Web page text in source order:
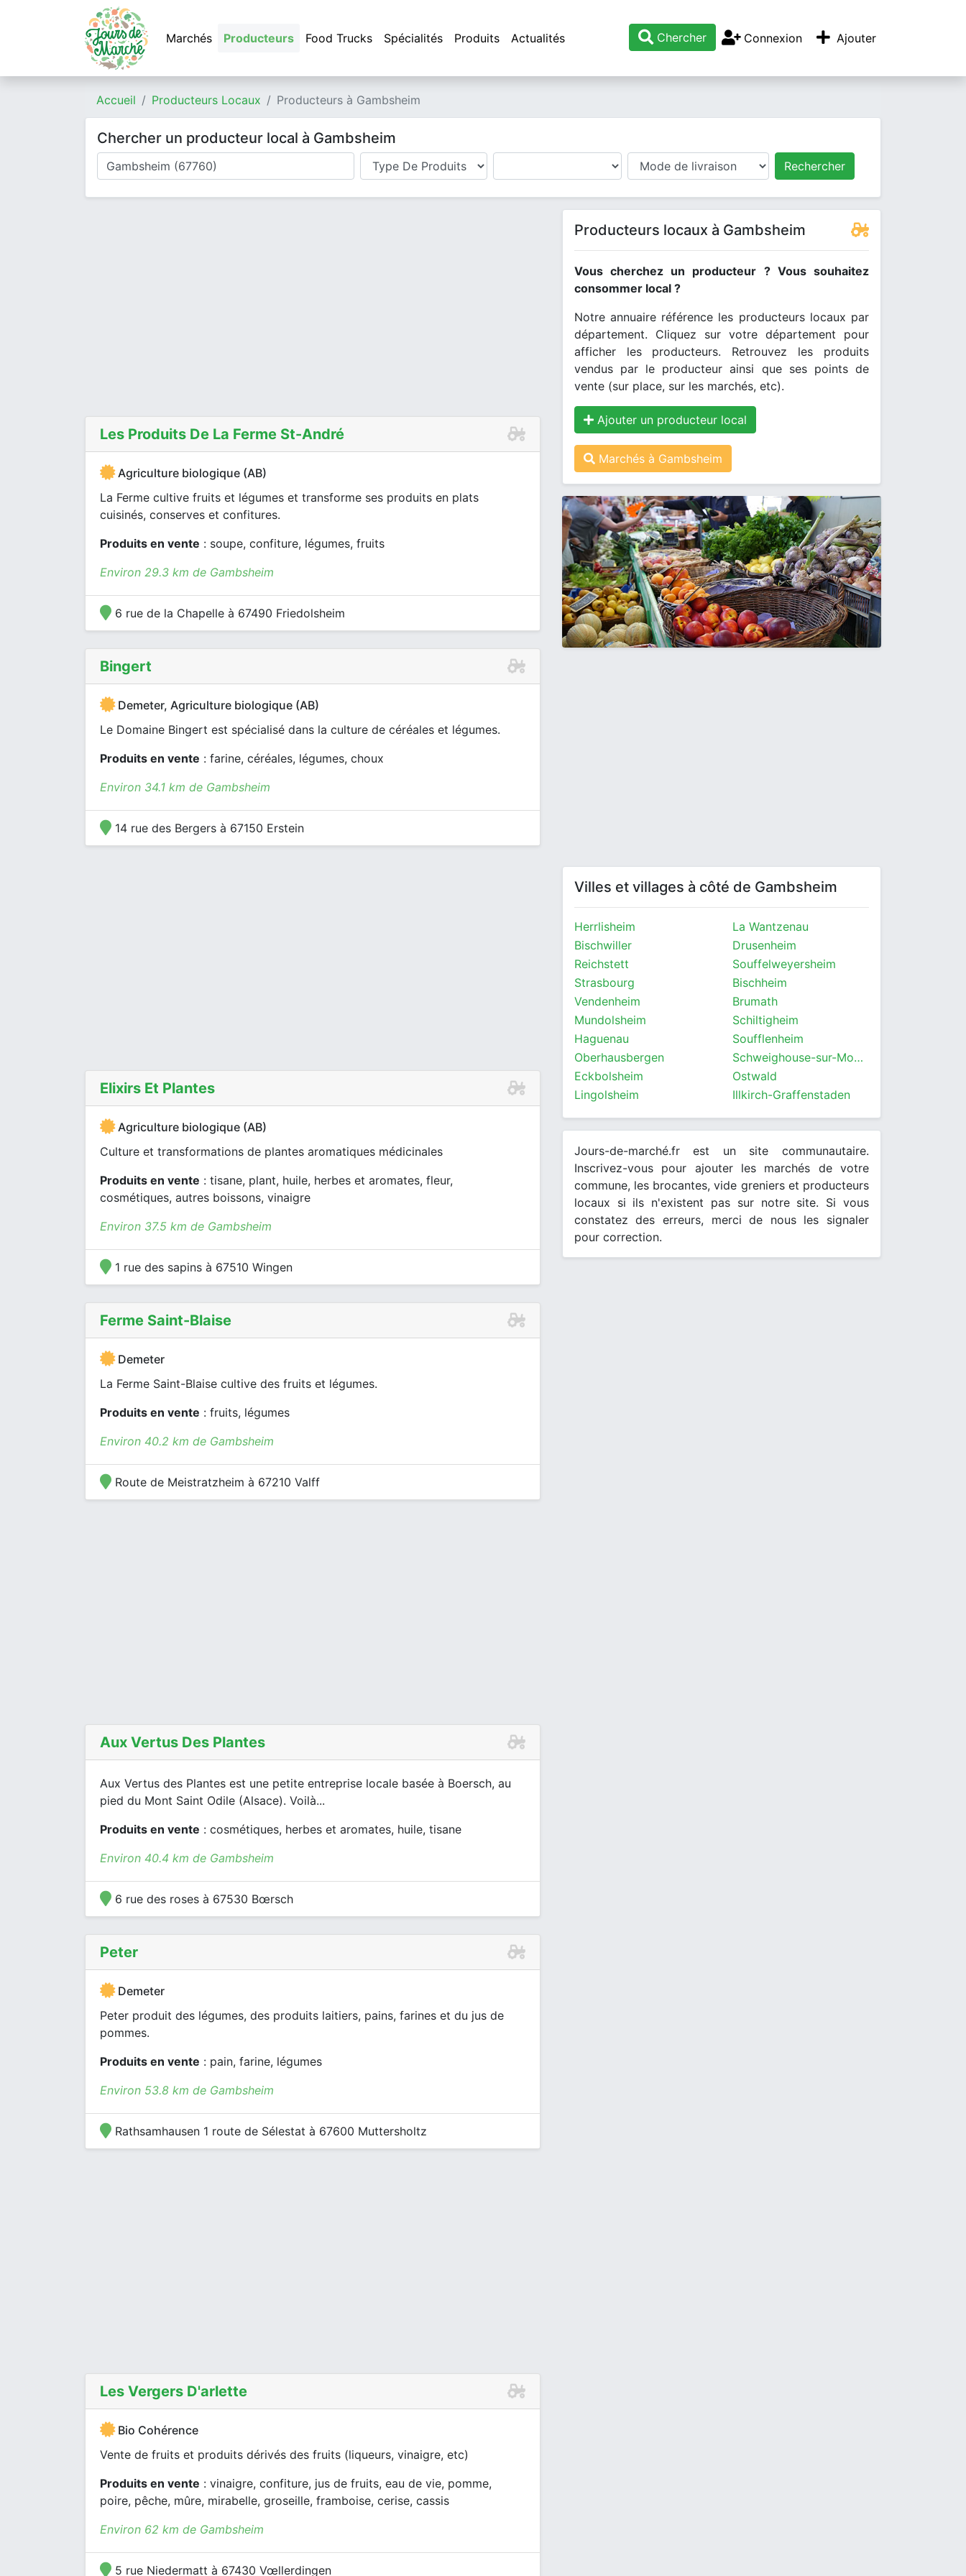
Marchés Producteurs Food Trucks Spécialités Produits Actualités Chercher Connexion Ajouter
Accueil Producteurs Locaux Producteurs à Gambsheim
Chercher un producteur local à Gambsheim
Où cherchez-vous un producteur ?
Type de produits
Produits
Mode de livraison Rechercher
Les Produits De La Ferme St-André
Agriculture biologique (AB)
La Ferme cultive fruits et légumes et transforme ses produits en plats
cuisinés, conserves et confitures.
Produits en vente : soupe, confiture, légumes, fruits
Environ 29.3 km de Gambsheim
6 rue de la Chapelle à 67490 Friedolsheim
Bingert
Demeter, Agriculture biologique (AB)
Le Domaine Bingert est spécialisé dans la culture de céréales et légumes.
Produits en vente : farine, céréales, légumes, choux
Environ 34.1 km de Gambsheim
14 rue des Bergers à 67150 Erstein
Elixirs Et Plantes
Agriculture biologique (AB)
Culture et transformations de plantes aromatiques médicinales
Produits en vente : tisane, plant, huile, herbes et aromates, fleur,
cosmétiques, autres boissons, vinaigre
Environ 37.5 km de Gambsheim
1 rue des sapins à 67510 Wingen
Ferme Saint-Blaise
Demeter
La Ferme Saint-Blaise cultive des fruits et légumes.
Produits en vente : fruits, légumes
Environ 40.2 km de Gambsheim
Route de Meistratzheim à 67210 Valff
Aux Vertus Des Plantes
Aux Vertus des Plantes est une petite entreprise locale basée à Boersch, au
pied du Mont Saint Odile (Alsace). Voilà...
Produits en vente : cosmétiques, herbes et aromates, huile, tisane
Environ 40.4 km de Gambsheim
6 rue des roses à 67530 Bœrsch
Peter
Demeter
Peter produit des légumes, des produits laitiers, pains, farines et du jus de
pommes.
Produits en vente : pain, farine, légumes
Environ 53.8 km de Gambsheim
Rathsamhausen 1 route de Sélestat à 67600 Muttersholtz
Les Vergers D'arlette
Bio Cohérence
Vente de fruits et produits dérivés des fruits (liqueurs, vinaigre, etc)
Produits en vente : vinaigre, confiture, jus de fruits, eau de vie, pomme,
poire, pêche, mûre, mirabelle, groseille, framboise, cerise, cassis
Environ 62 km de Gambsheim
5 rue Niedermatt à 67430 Vœllerdingen
Producteurs locaux à Gambsheim
Vous cherchez un producteur ? Vous souhaitez
consommer local ?
Notre annuaire référence les producteurs locaux par
département. Cliquez sur votre département pour
afficher les producteurs. Retrouvez les produits
vendus par le producteur ainsi que ses points de
vente (sur place, sur les marchés, etc).
Ajouter un producteur local
Marchés à Gambsheim
Villes et villages à côté de Gambsheim
Herrlisheim
La Wantzenau
Bischwiller
Drusenheim
Reichstett
Souffelweyersheim
Strasbourg
Bischheim
Vendenheim
Brumath
Mundolsheim
Schiltigheim
Haguenau
Soufflenheim
Oberhausbergen
Schweighouse-sur-Moder
Eckbolsheim
Ostwald
Lingolsheim
Illkirch-Graffenstaden
Jours-de-marché.fr est un site communautaire.
Inscrivez-vous pour ajouter les marchés de votre
commune, les brocantes, vide greniers et producteurs
locaux si ils n'existent pas sur notre site. Si vous
constatez des erreurs, merci de nous les signaler
pour correction.